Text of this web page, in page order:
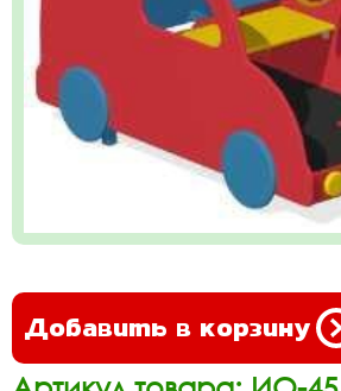
Добавить в корзину